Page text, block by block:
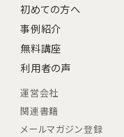
初めての方へ
事例紹介
無料講座
利用者の声
運営会社
関連書籍
メールマガジン登録